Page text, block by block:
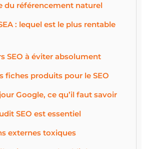
du référencement naturel
: lequel est le plus rentable
SEO à éviter absolument
fiches produits pour le SEO
Google, ce qu’il faut savoir
SEO est essentiel
externes toxiques